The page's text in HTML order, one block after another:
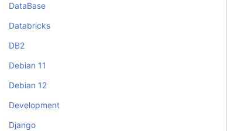
DataBase
Databricks
DB2
Debian 11
Debian 12
Development
Django